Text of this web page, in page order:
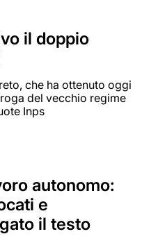
il doppio
che ha ottenuto oggi
del vecchio regime
Inps
autonomo:
e
il testo